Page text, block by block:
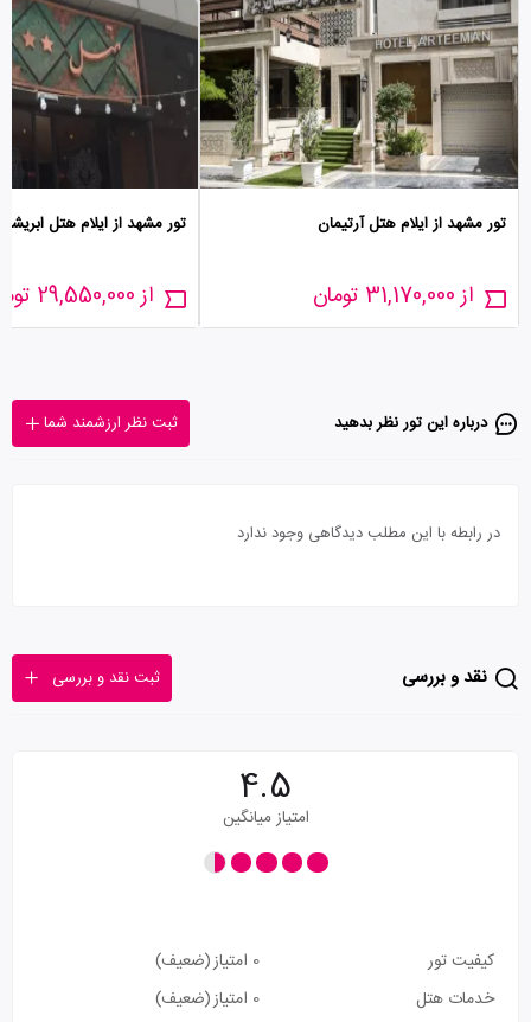
تور مشهد از ایلام هتل آرتیمان
از 31,170,000 تومان
تور مشهد از ایلام هتل ابریشم
از 29,550,000 تومان
درباره این تور‌ نظر بدهید ثبت نظر ارزشمند شما
در رابطه با این مطلب دیدگاهی وجود ندارد
نقد و بررسی ثبت نقد و بررسی
4.5
امتیاز میانگین
کیفیت تور 0 امتیاز
(ضعیف)
خدمات هتل
0 امتیاز
(ضعیف)